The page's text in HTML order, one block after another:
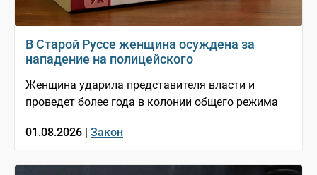
В Старой Руссе женщина осуждена за
нападение на полицейского
Женщина ударила представителя власти и
проведет более года в колонии общего режима
01.08.2026 | Закон